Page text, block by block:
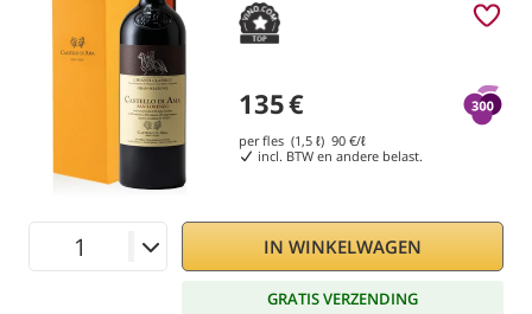
135€
per fles (1,5 ℓ) 90€/ℓ
incl. BTW en andere belast.
IN WINKELWAGEN
GRATIS VERZENDING